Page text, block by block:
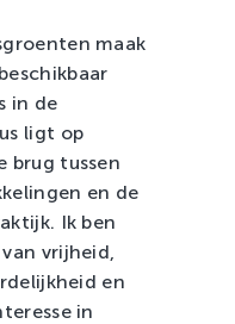
maak
in de
ligt op
brug tussen
en de
Ik ben
vrijheid,
en
in